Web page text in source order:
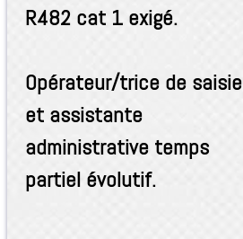
R482 cat 1 exigé.
Opérateur/trice de saisie
et assistante
administrative temps
partiel évolutif.